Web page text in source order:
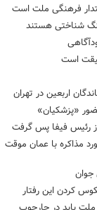
فرهنگی ملت است
شناختی هستند
است
اربعین در تهران
رئیس فیفا پس گرفت
مذاکره با عمان موقت
جوان